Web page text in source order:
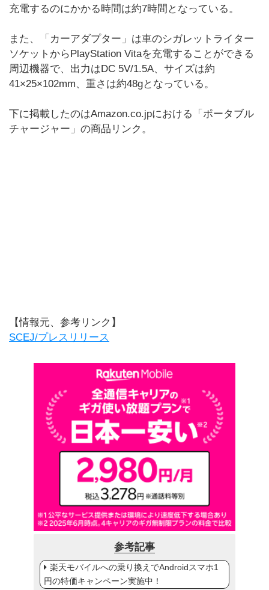
充電するのにかかる時間は約7時間となっている。
また、「カーアダプター」は車のシガレットライター
ソケットからPlayStation Vitaを充電することができる
周辺機器で、出力はDC 5V/1.5A、サイズは約
41×25×102mm、重さは約48gとなっている。
下に掲載したのはAmazon.co.jpにおける「ポータブル
チャージャー」の商品リンク。
【情報元、参考リンク】
SCEJ/プレスリリース
参考記事
楽天モバイルへの乗り換えでAndroidスマホ1
円の特価キャンペーン実施中！